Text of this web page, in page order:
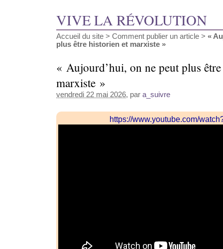
VIVE LA RÉVOLUTION
Accueil du site > Comment publier un article > «
plus être historien et marxiste »
« Aujourd’hui, on ne peut plus
marxiste »
vendredi 22 mai 2026, par a_suivre
https://www.youtube.com/